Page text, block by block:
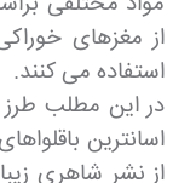
از مغزهای
استفاده می کنند.
در این مطلب طرز
اسانترین
از نشر شاهری